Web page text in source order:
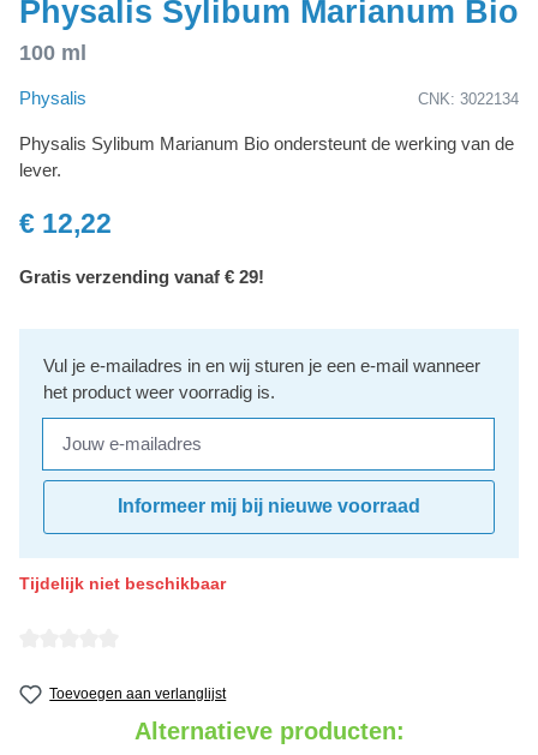
Physalis Sylibum Marianum Bio
100 ml
Physalis CNK: 3022134
Physalis Sylibum Marianum Bio ondersteunt de werking van de
lever.
€ 12,22
Gratis verzending vanaf € 29!
Vul je e-mailadres in en wij sturen je een e-mail wanneer
het product weer voorradig is.
Informeer mij bij nieuwe voorraad
Tijdelijk niet beschikbaar
Toevoegen aan verlanglijst
Alternatieve producten: